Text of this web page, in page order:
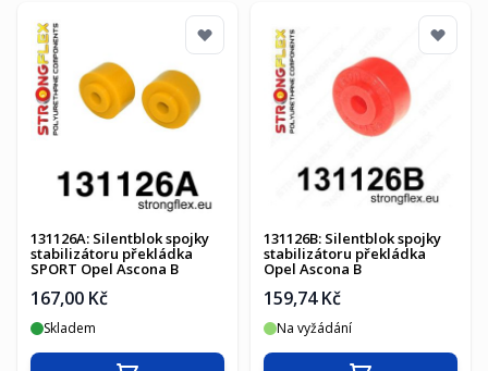
131126A: Silentblok spojky
stabilizátoru překládka
SPORT Opel Ascona B
167,00 Kč
Skladem
131126B: Silentblok spojky
stabilizátoru překládka
Opel Ascona B
159,74 Kč
Na vyžádání